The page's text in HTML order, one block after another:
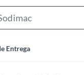
Entrega